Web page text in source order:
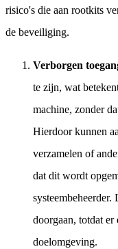
risico's die aan rootkits
de beveiliging.
Verborgen
te zijn, wat
machine, zonder
Hierdoor kunnen
verzamelen of
dat dit wordt
doorgaan, totdat er
doelomgeving.